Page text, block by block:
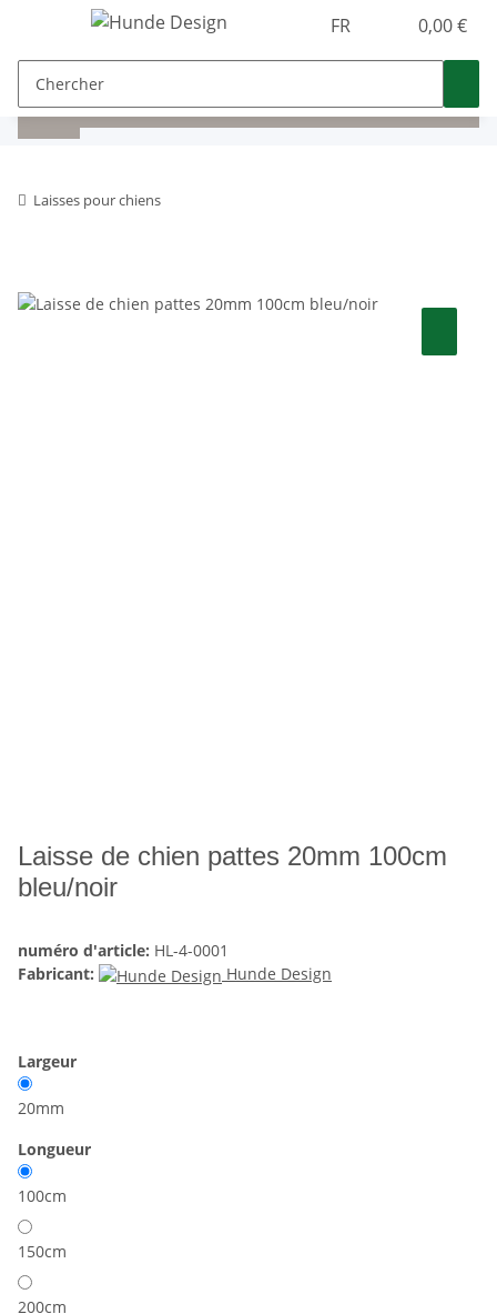
FR 0,00 €
Laisses pour chiens
Laisse de chien pattes 20mm 100cm
bleu/noir
numéro d'article: HL-4-0001
Fabricant:
Hunde Design
Largeur
20mm
Longueur
100cm
150cm
200cm